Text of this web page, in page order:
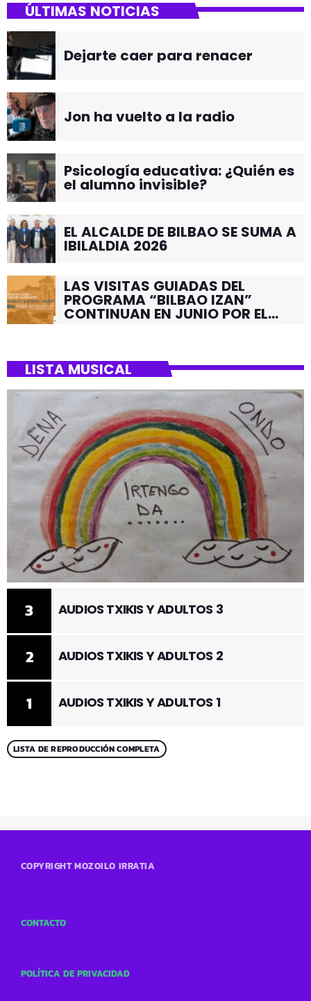
ÚLTIMAS NOTICIAS
Dejarte caer para renacer
Jon ha vuelto a la radio
Psicología educativa: ¿Quién es
el alumno invisible?
EL ALCALDE DE BILBAO SE SUMA A
IBILALDIA 2026
LAS VISITAS GUIADAS DEL
PROGRAMA “BILBAO IZAN”
CONTINUAN EN JUNIO POR EL
LISTA MUSICAL
1 AUDIOS TXIKIS Y ADULTOS 1
2 AUDIOS TXIKIS Y ADULTOS 2
3 AUDIOS TXIKIS Y ADULTOS 3
LISTA DE REPRODUCCIÓN COMPLETA
COPYRIGHT MOZOILO IRRATIA
CONTACTO
POLÍTICA DE PRIVACIDAD